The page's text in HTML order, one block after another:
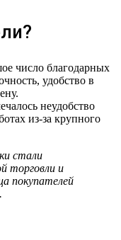
число благодарных
удобство в
неудобство
из-за крупного
стали
торговли и
покупателей